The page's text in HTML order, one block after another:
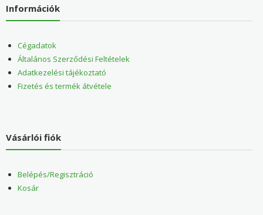
Információk
Cégadatok
Általános Szerződési Feltételek
Adatkezelési tájékoztató
Fizetés és termék átvétele
Vásárlói fiók
Belépés/Regisztráció
Kosár